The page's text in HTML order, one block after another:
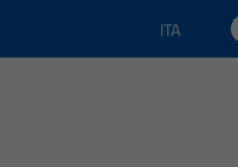
Lingua
ITA